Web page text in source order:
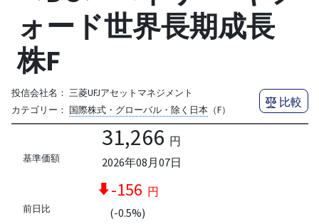
ォード世界長期成長
株F
投信会社名： 三菱UFJアセットマネジメント
カテゴリー： 国際株式・グローバル・除く日本（F）
比較
基準価額
31,266 円
2026年08月07日
前日比
-156 円
(-0.5%)